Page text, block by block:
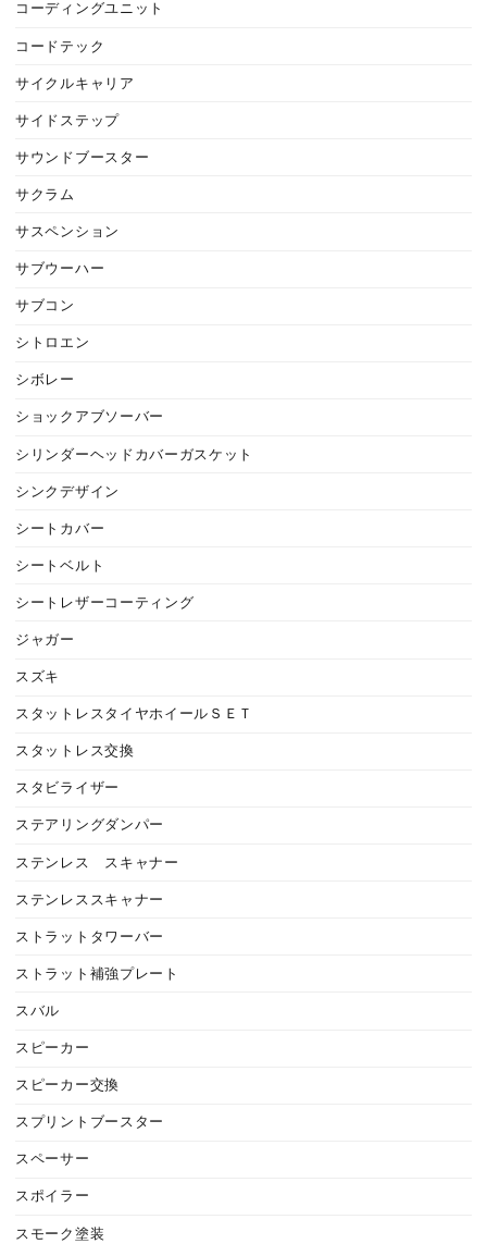
コーディングユニット
コードテック
サイクルキャリア
サイドステップ
サウンドブースター
サクラム
サスペンション
サブウーハー
サブコン
シトロエン
シボレー
ショックアブソーバー
シリンダーヘッドカバーガスケット
シンクデザイン
シートカバー
シートベルト
シートレザーコーティング
ジャガー
スズキ
スタットレスタイヤホイールＳＥＴ
スタットレス交換
スタビライザー
ステアリングダンパー
ステンレス スキャナー
ステンレススキャナー
ストラットタワーバー
ストラット補強プレート
スバル
スピーカー
スピーカー交換
スプリントブースター
スペーサー
スポイラー
スモーク塗装